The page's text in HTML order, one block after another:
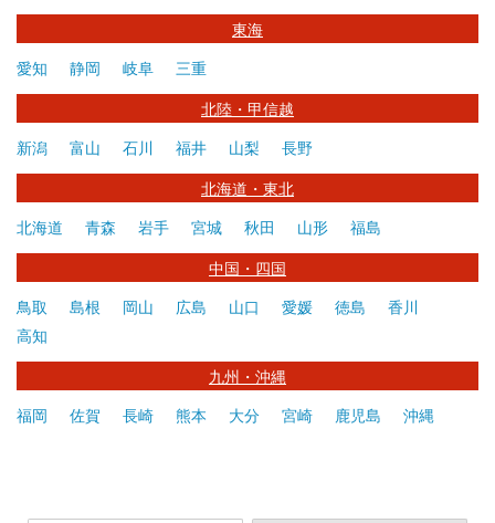
東海
愛知 静岡 岐阜 三重
北陸・甲信越
新潟 富山 石川 福井 山梨 長野
北海道・東北
北海道 青森 岩手 宮城 秋田 山形 福島
中国・四国
鳥取 島根 岡山 広島 山口 愛媛 徳島
香川
高知
九州・沖縄
福岡 佐賀 長崎 熊本 大分 宮崎 鹿児島 沖縄